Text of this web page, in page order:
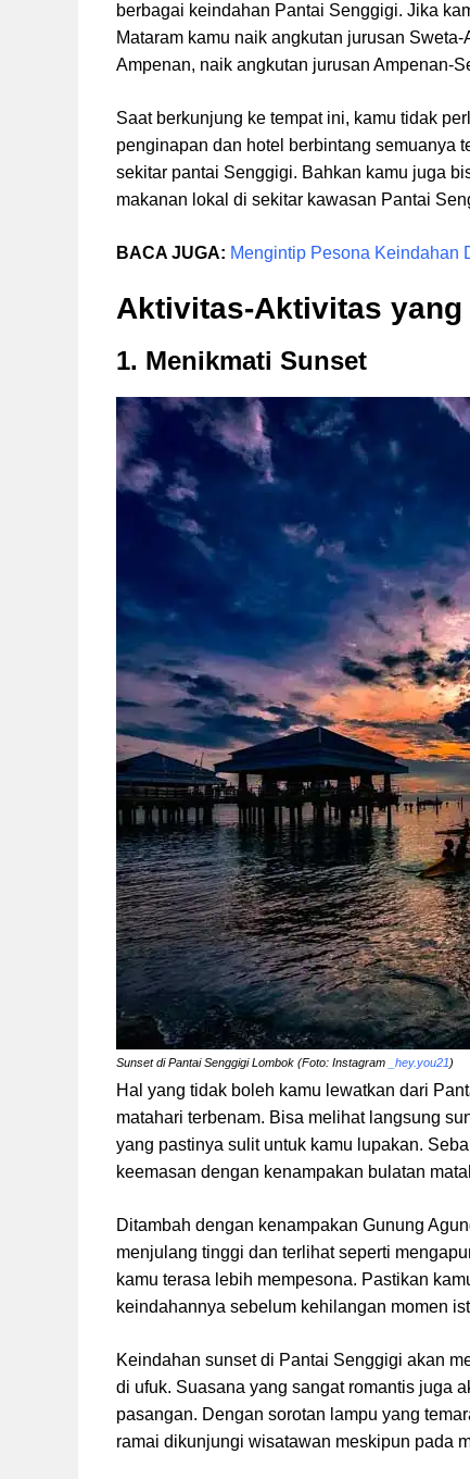
berbagai keindahan Pantai Senggigi. Jika
Mataram kamu naik angkutan jurusan
Ampenan, naik angkutan jurusan Ampenan-
Saat berkunjung ke tempat ini, kamu tidak
penginapan dan hotel berbintang semuanya
sekitar pantai Senggigi. Bahkan kamu juga
makanan lokal di sekitar kawasan Pantai
BACA JUGA: Mengintip Pesona Keindahan
Aktivitas-Aktivitas yang
1. Menikmati Sunset
Sunset di Pantai Senggigi Lombok (Foto: Instagram _hey.you21)
Hal yang tidak boleh kamu lewatkan dari
matahari terbenam. Bisa melihat langsung
yang pastinya sulit untuk kamu lupakan.
keemasan dengan kenampakan bulatan
Ditambah dengan kenampakan Gunung
menjulang tinggi dan terlihat seperti
kamu terasa lebih mempesona. Pastikan
keindahannya sebelum kehilangan momen
Keindahan sunset di Pantai Senggigi akan
di ufuk. Suasana yang sangat romantis juga
pasangan. Dengan sorotan lampu yang
ramai dikunjungi wisatawan meskipun pada